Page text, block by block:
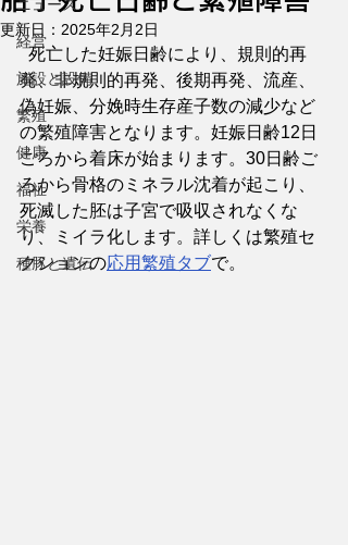
ニュース
経営
施設と設備
繁殖
健康
福祉
栄養
種豚と遺伝
更新日： 2025年2月2日
  死亡した妊娠日齢により、規則的再
発、非規則的再発、後期再発、流産、
偽妊娠、分娩時生存産子数の減少など
の繁殖障害となります。妊娠日齢12日
ごろから着床が始まります。30日齢ご
ろから骨格のミネラル沈着が起こり、
死滅した胚は子宮で吸収されなくな
り、ミイラ化します。詳しくは繁殖セ
クションの応用繁殖タブで。